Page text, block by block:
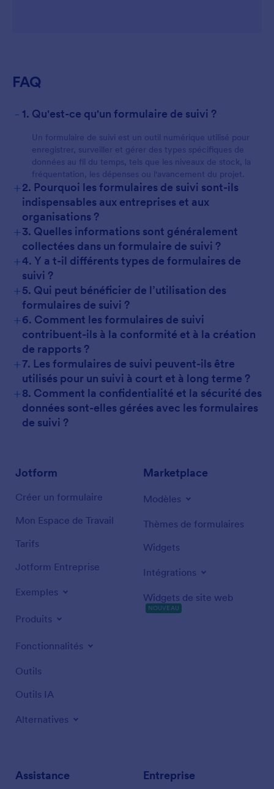
FAQ
- 1. Qu'est-ce qu'un formulaire de suivi ?
Un formulaire de suivi est un outil numérique utilisé pour
enregistrer, surveiller et gérer des types spécifiques de
données au fil du temps, tels que les niveaux de stock, la
fréquentation, les dépenses ou l'avancement du projet.
+2. Pourquoi les formulaires de suivi sont-ils
indispensables aux entreprises et aux
organisations ?
+3. Quelles informations sont généralement
collectées dans un formulaire de suivi ?
+4. Y a t-il différents types de formulaires de
suivi ?
+5. Qui peut bénéficier de l’utilisation des
formulaires de suivi ?
+6. Comment les formulaires de suivi
contribuent-ils à la conformité et à la création
de rapports ?
+7. Les formulaires de suivi peuvent-ils être
utilisés pour un suivi à court et à long terme ?
+8. Comment la confidentialité et la sécurité des
données sont-elles gérées avec les formulaires
de suivi ?
Jotform
Créer un formulaire
Mon Espace de Travail
Tarifs
Jotform Entreprise
Exemples
Produits
Fonctionnalités
Outils
Outils IA
Alternatives
Marketplace
Modèles
Thèmes de formulaires
Widgets
Intégrations
Widgets de site web
NOUVEAU
Assistance Entreprise